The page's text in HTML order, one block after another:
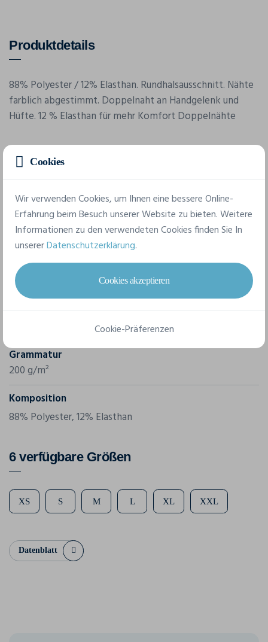
Produktdetails
88% Polyester / 12% Elasthan. Rundhalsausschnitt. Nähte
farblich abgestimmt. Doppelnaht an Handgelenk und
Hüfte. 12 % Elasthan für mehr Komfort Doppelnähte
Merkmale
Marke
Proact
Referenz
Grammatur
200 g/m²
Komposition
88% Polyester, 12% Elasthan
6 verfügbare Größen
XS S M L XL XXL
Datenblatt
Cookies
Wir verwenden Cookies, um Ihnen eine bessere Online-
Erfahrung beim Besuch unserer Website zu bieten. Weitere
Informationen zu den verwendeten Cookies finden Sie In
unsererDatenschutzerklärung.
Cookies akzeptieren
Cookie-Präferenzen